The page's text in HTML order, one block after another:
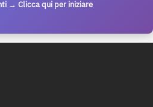
→ Clicca qui per iniziare